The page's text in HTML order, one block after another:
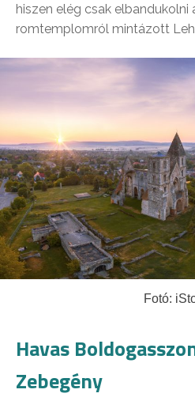
hiszen elég csak elbandukolni
romtemplomról mintázott
Fotó:
Havas
Zebegény